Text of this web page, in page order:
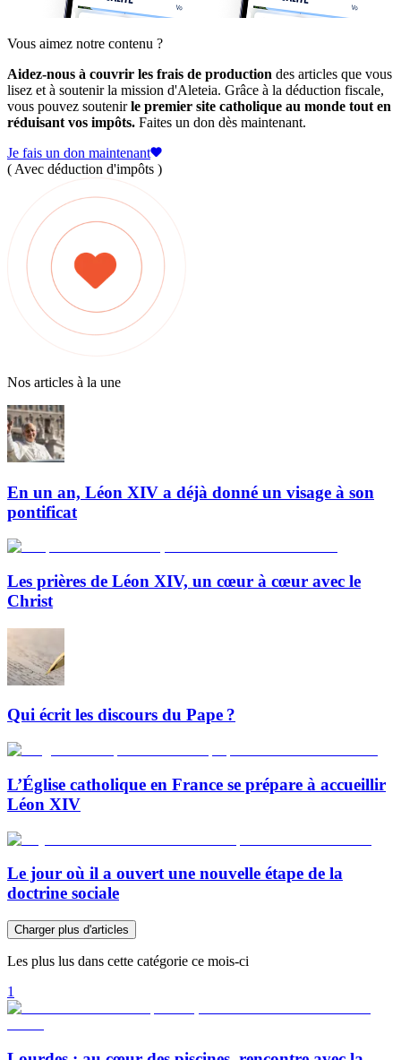
Vous aimez notre contenu ?
Aidez-nous à couvrir les frais de production des articles que vous
lisez et à soutenir la mission d'Aleteia. Grâce à la déduction fiscale,
vous pouvez soutenirle premier site catholique au monde tout en
réduisant vos impôts. Faites un don dès maintenant.
Je fais un don maintenant
( Avec déduction d'impôts )
Nos articles à la une
En un an, Léon XIV a déjà donné un visage à son
pontificat
Les prières de Léon XIV, un cœur à cœur avec le
Christ
Qui écrit les discours du Pape ?
L’Église catholique en France se prépare à accueillir
Léon XIV
Le jour où il a ouvert une nouvelle étape de la
doctrine sociale
Charger plus d'articles
Les plus lus dans cette catégorie ce mois-ci
1